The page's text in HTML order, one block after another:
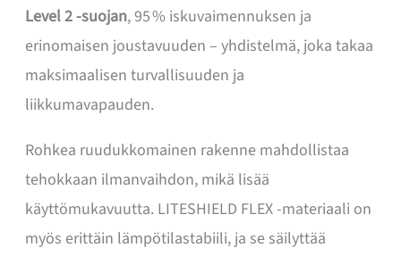
Level 2 -suojan, 95 % iskuvaimennuksen ja
erinomaisen joustavuuden – yhdistelmä, joka takaa
maksimaalisen turvallisuuden ja
liikkumavapauden.
Rohkea ruudukkomainen rakenne mahdollistaa
tehokkaan ilmanvaihdon, mikä lisää
käyttömukavuutta. LITESHIELD FLEX -materiaali on
myös erittäin lämpötilastabiili, ja se säilyttää